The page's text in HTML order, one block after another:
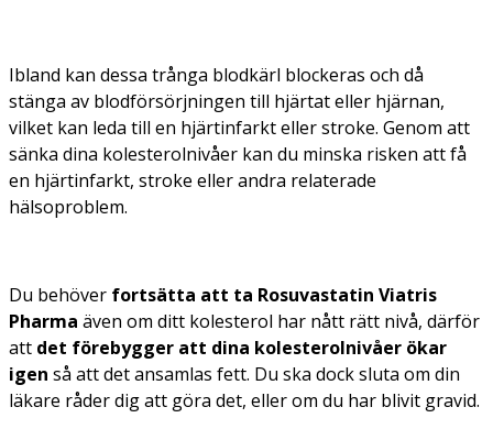
Ibland kan dessa trånga blodkärl blockeras och då
stänga av blodförsörjningen till hjärtat eller hjärnan,
vilket kan leda till en hjärtinfarkt eller stroke. Genom att
sänka dina kolesterolnivåer kan du minska risken att få
en hjärtinfarkt, stroke eller andra relaterade
hälsoproblem.
Du behöver fortsätta att ta Rosuvastatin Viatris
Pharma även om ditt kolesterol har nått rätt nivå, därför
att det förebygger att dina kolesterolnivåer ökar
igen så att det ansamlas fett. Du ska dock sluta om din
läkare råder dig att göra det, eller om du har blivit gravid.